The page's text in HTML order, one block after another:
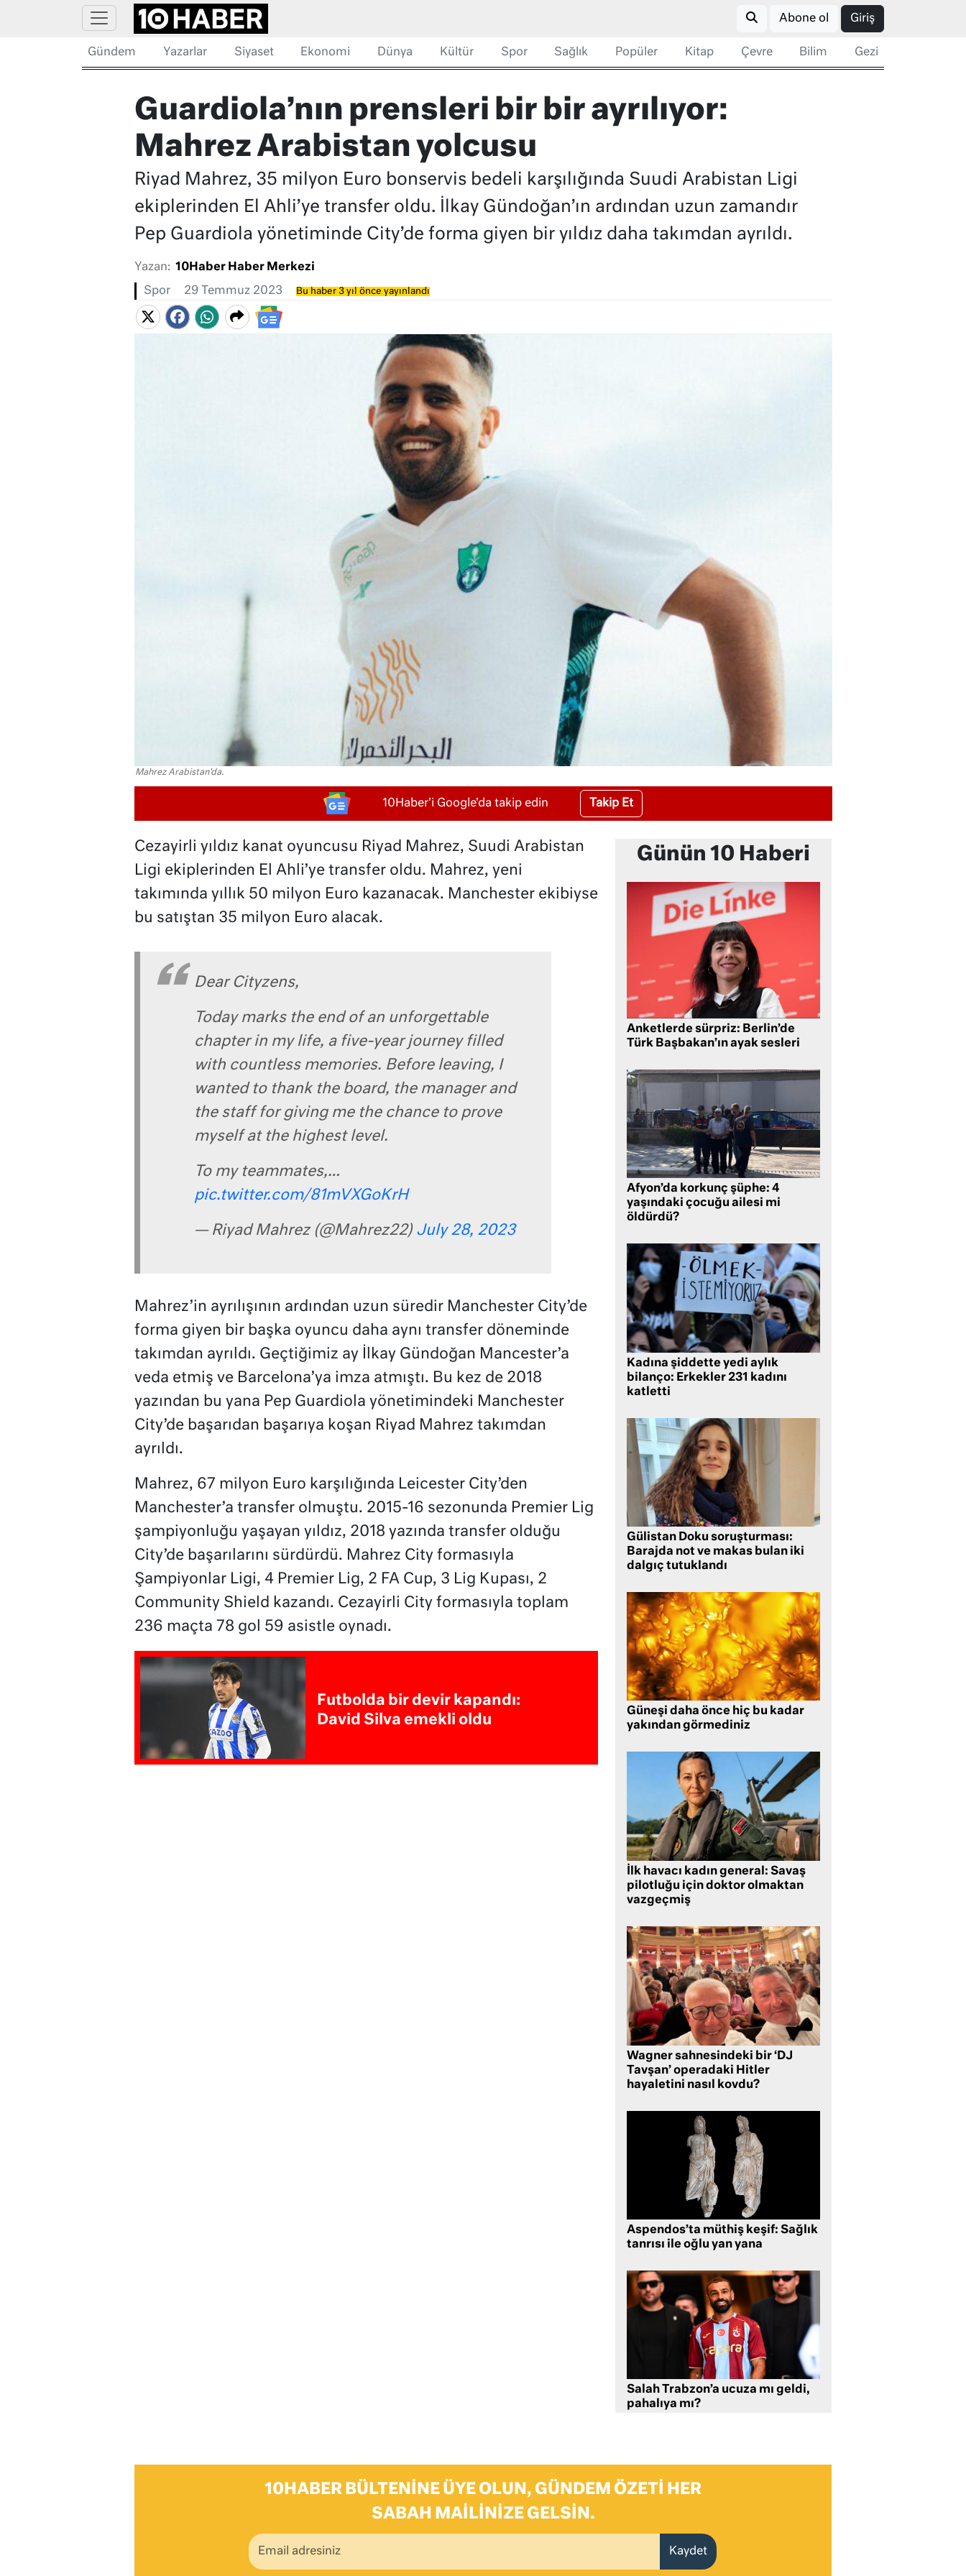
Abone ol Giriş
Gündem Yazarlar Siyaset Ekonomi Dünya Kültür Spor Sağlık Popüler Kitap Çevre Bilim Gezi
Guardiola’nın prensleri bir bir ayrılıyor:
Mahrez Arabistan yolcusu
Riyad Mahrez, 35 milyon Euro bonservis bedeli karşılığında Suudi Arabistan Ligi
ekiplerinden El Ahli’ye transfer oldu. İlkay Gündoğan’ın ardından uzun zamandır
Pep Guardiola yönetiminde City’de forma giyen bir yıldız daha takımdan ayrıldı.
Yazan: 10Haber Haber Merkezi
Spor 29 Temmuz 2023 Bu haber 3 yıl önce yayınlandı
Mahrez Arabistan'da.
10Haber'i Google'da takip edin Takip Et
Cezayirli yıldız kanat oyuncusu Riyad Mahrez, Suudi Arabistan
Ligi ekiplerinden El Ahli’ye transfer oldu. Mahrez, yeni
takımında yıllık 50 milyon Euro kazanacak. Manchester ekibiyse
bu satıştan 35 milyon Euro alacak.
Dear Cityzens,
Today marks the end of an unforgettable
chapter in my life, a five-year journey filled
with countless memories. Before leaving, I
wanted to thank the board, the manager and
the staff for giving me the chance to prove
myself at the highest level.
To my teammates,…
pic.twitter.com/81mVXGoKrH
— Riyad Mahrez (@Mahrez22) July 28, 2023
Mahrez’in ayrılışının ardından uzun süredir Manchester City’de
forma giyen bir başka oyuncu daha aynı transfer döneminde
takımdan ayrıldı. Geçtiğimiz ay İlkay Gündoğan Mancester’a
veda etmiş ve Barcelona’ya imza atmıştı. Bu kez de 2018
yazından bu yana Pep Guardiola yönetimindeki Manchester
City’de başarıdan başarıya koşan Riyad Mahrez takımdan
ayrıldı.
Mahrez, 67 milyon Euro karşılığında Leicester City’den
Manchester’a transfer olmuştu. 2015-16 sezonunda Premier Lig
şampiyonluğu yaşayan yıldız, 2018 yazında transfer olduğu
City’de başarılarını sürdürdü. Mahrez City formasıyla
Şampiyonlar Ligi, 4 Premier Lig, 2 FA Cup, 3 Lig Kupası, 2
Community Shield kazandı. Cezayirli City formasıyla toplam
236 maçta 78 gol 59 asistle oynadı.
Futbolda bir devir kapandı:
David Silva emekli oldu
Günün 10 Haberi
Anketlerde sürpriz: Berlin’de
Türk Başbakan’ın ayak sesleri
Afyon’da korkunç şüphe: 4
yaşındaki çocuğu ailesi mi
öldürdü?
Kadına şiddette yedi aylık
bilanço: Erkekler 231 kadını
katletti
Gülistan Doku soruşturması:
Barajda not ve makas bulan iki
dalgıç tutuklandı
Güneşi daha önce hiç bu kadar
yakından görmediniz
İlk havacı kadın general: Savaş
pilotluğu için doktor olmaktan
vazgeçmiş
Wagner sahnesindeki bir ‘DJ
Tavşan’ operadaki Hitler
hayaletini nasıl kovdu?
Aspendos’ta müthiş keşif: Sağlık
tanrısı ile oğlu yan yana
Salah Trabzon’a ucuza mı geldi,
pahalıya mı?
10HABER BÜLTENINE ÜYE OLUN, GÜNDEM ÖZETI HER
SABAH MAILINIZE GELSIN.
Kaydet